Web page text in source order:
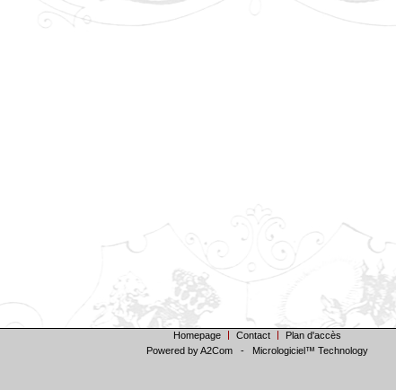
Homepage Contact
Plan d'accès
Powered by A2Com - Micrologiciel™ Technology